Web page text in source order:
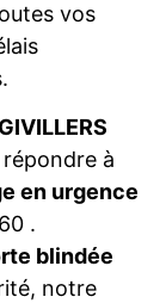
vos
à
en urgence
.
blindée
notre